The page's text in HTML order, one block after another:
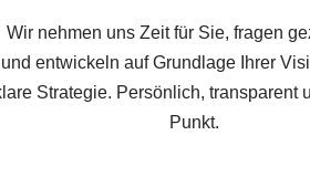
Wir nehmen uns Zeit für Sie, fragen
und entwickeln auf Grundlage Ihrer
Strategie. Persönlich, transparent
Punkt.